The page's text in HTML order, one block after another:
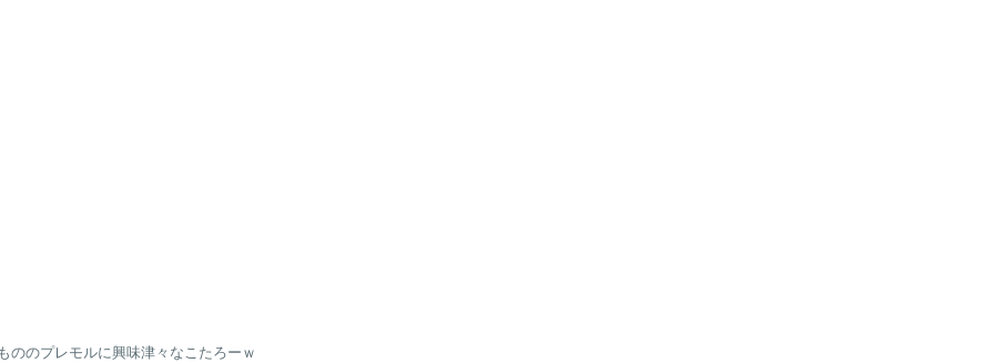
ののプレモルに興味津々なこたろーｗ